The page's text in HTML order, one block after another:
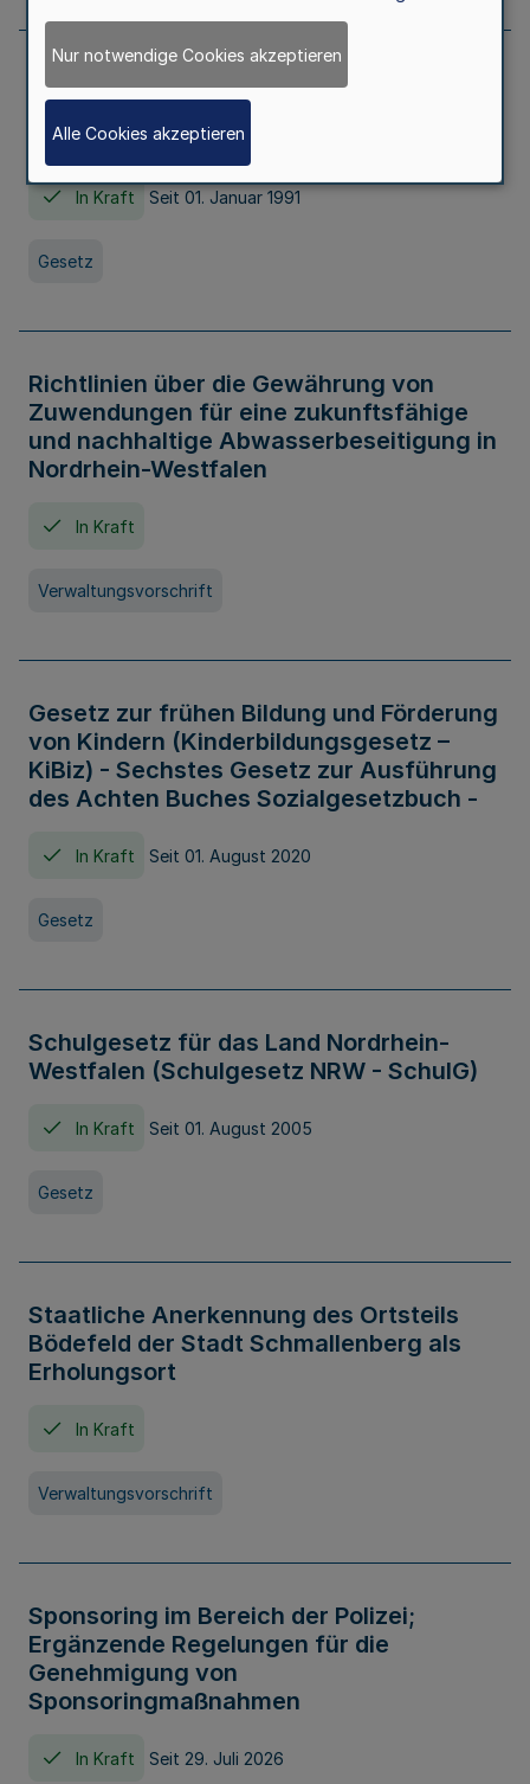
Erstes Gesetz zur Ausführung des
Kinder- und Jugendhilfegesetzes - AG -
KJHG -
In Kraft Seit 01. Januar 1991
Gesetz
Richtlinien über die Gewährung von
Zuwendungen für eine zukunftsfähige
und nachhaltige Abwasserbeseitigung in
Nordrhein-Westfalen
In Kraft
Verwaltungsvorschrift
Gesetz zur frühen Bildung und Förderung
von Kindern (Kinderbildungsgesetz –
KiBiz) - Sechstes Gesetz zur Ausführung
des Achten Buches Sozialgesetzbuch -
In Kraft Seit 01. August 2020
Gesetz
Schulgesetz für das Land Nordrhein-
Westfalen (Schulgesetz NRW - SchulG)
In Kraft Seit 01. August 2005
Gesetz
Staatliche Anerkennung des Ortsteils
Bödefeld der Stadt Schmallenberg als
Erholungsort
In Kraft
Verwaltungsvorschrift
Sponsoring im Bereich der Polizei;
Ergänzende Regelungen für die
Genehmigung von
Sponsoringmaßnahmen
In Kraft Seit 29. Juli 2026
Nur notwendige Cookies akzeptieren
Alle Cookies akzeptieren